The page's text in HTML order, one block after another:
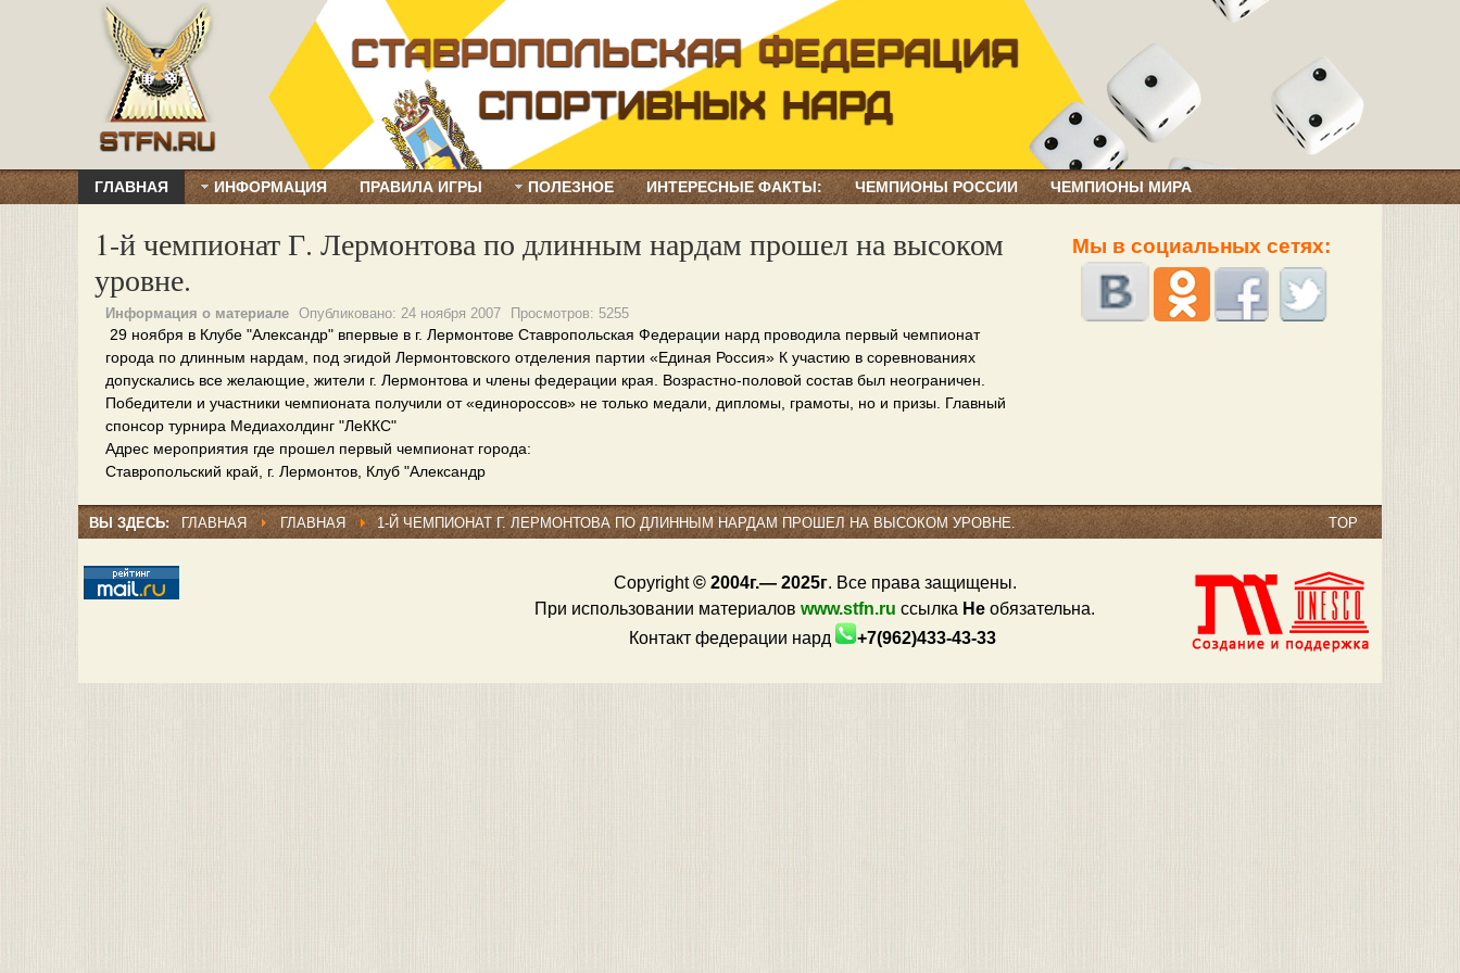
ГЛАВНАЯ ИНФОРМАЦИЯ ПРАВИЛА ИГРЫ ПОЛЕЗНОЕ ИНТЕРЕСНЫЕ ФАКТЫ: ЧЕМПИОНЫ РОССИИ ЧЕМПИОНЫ МИРА
1-й чемпионат Г. Лермонтова по длинным нардам прошел на высоком
уровне.
Информация о материале Опубликовано: 24 ноября 2007 Просмотров: 5255
29 ноября в Клубе "Александр" впервые в г. Лермонтове Ставропольская Федерации нард проводила первый чемпионат
города по длинным нардам, под эгидой Лермонтовского отделения партии «Единая Россия» К участию в соревнованиях
допускались все желающие, жители г. Лермонтова и члены федерации края. Возрастно-половой состав был неограничен.
Победители и участники чемпионата получили от «единороссов» не только медали, дипломы, грамоты, но и призы. Главный
спонсор турнира Медиахолдинг "ЛеККС"
Адрес мероприятия где прошел первый чемпионат города:
Ставропольский край, г. Лермонтов, Клуб "Александр
Мы в социальных сетях:
ВЫ ЗДЕСЬ: ГЛАВНАЯ ГЛАВНАЯ 1-Й ЧЕМПИОНАТ Г. ЛЕРМОНТОВА ПО ДЛИННЫМ НАРДАМ ПРОШЕЛ НА ВЫСОКОМ УРОВНЕ. TOP
Copyright© 2004г.— 2025г. Все права защищены.
При использовании материалов www.stfn.ru ссылка Не обязательна.
Контакт федерации нард
+7(962)433-43-33